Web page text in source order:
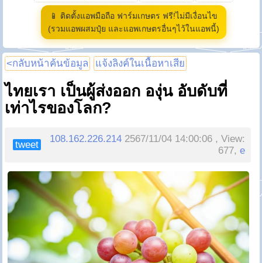
📱 ติดตั้งแอพมือถือ ฟาร์มเกษตร ฟรี!ไม่มีเงื่อนไข
(รวมแอพผสมปุ๋ย และแอพเกษตรอื่นๆไว้ในแอพนี้)
<กลับหน้าค้นข้อมูล แจ้งลิงค์ในเนื้อหาเสีย
ไทยเรา เป็นผู้ส่งออก องุ่น อับดับที่
เท่าไรของโลก?
tweet
108.162.226.214 2567/11/04 14:00:06 , View:
677,e